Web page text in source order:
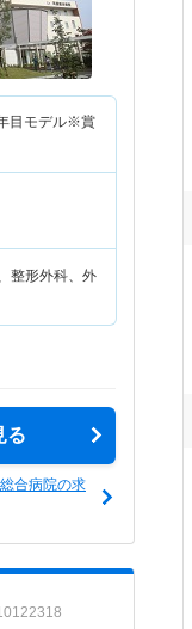
目モデル※賞
整形外科、外
る
合病院の求